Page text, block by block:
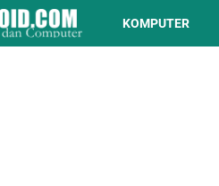
KOMPUTER